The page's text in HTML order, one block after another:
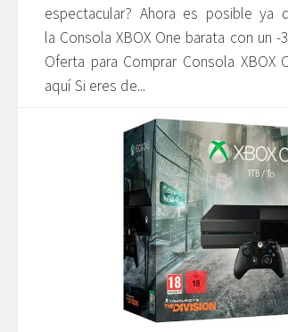
espectacular? Ahora es posible ya
la Consola XBOX One barata con un
Oferta para Comprar Consola XBOX
aquí Si eres de...